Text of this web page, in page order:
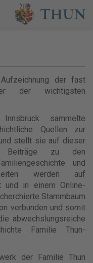
der fast
der wichtigsten
sammelte
Quellen zur
stellt sie auf dieser
Beiträge zu den
und
werden auf
und in einem Online-
Stammbaum
verbunden und somit
abwechslungsreiche
Familie Thun-
der Familie Thun